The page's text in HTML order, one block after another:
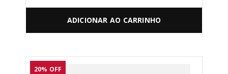
ADICIONAR AO CARRINHO
20% OFF